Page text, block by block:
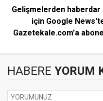
Gelişmelerden haberdar
için Google
Gazetekale.com'a
HABERE YORUM